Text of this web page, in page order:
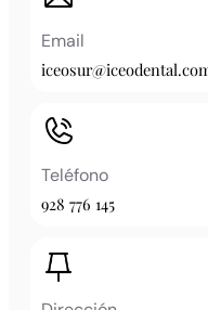
Email
Teléfono
928 776 145